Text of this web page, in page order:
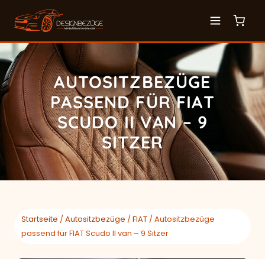
AUTOSITZBEZÜGE
PASSEND FÜR FIAT
SCUDO II VAN – 9
SITZER
Startseite /Autositzbezüge /FIAT / Autositzbezüge
passend für FIAT Scudo II van – 9 Sitzer